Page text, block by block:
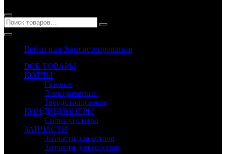
Войти или Зарегистрироваться
ВСЕ ТОВАРЫ
КОТЛЫ
Газовые
Электрические
Твердотопливные
КОНДИЦИОНЕРЫ
Сплит-системы
ЗАПЧАСТИ
Запчасти для котлов
Запчасти для колонок